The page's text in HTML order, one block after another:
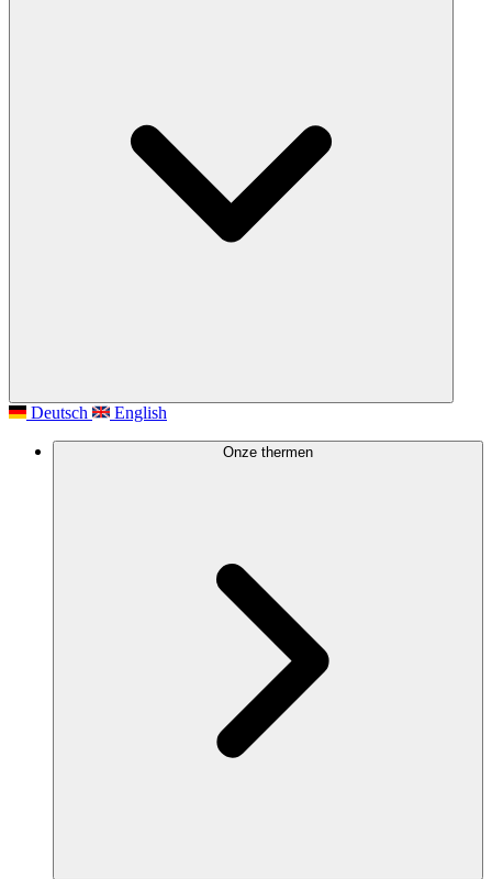
Deutsch English
Onze thermen